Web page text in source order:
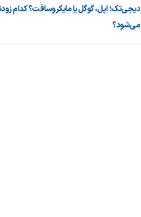
دیجی‌تک؛ اپل، گوگل یا مایکروسافت؟ کدام
می‌شود؟